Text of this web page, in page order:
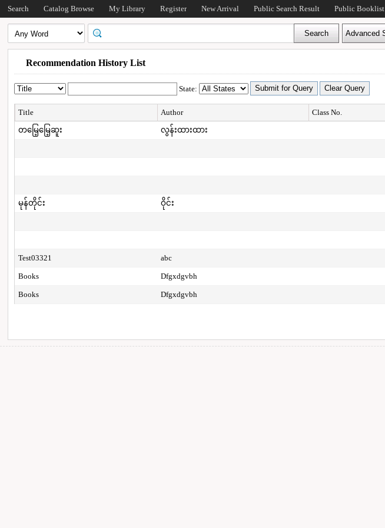
Search Catalog Browse My Library Register New Arrival Public Search Result Public Booklist
Recommendation History List
State:
Title Author Class No.
တမြေ့မြေ့ဆူး
လွန်းထားထား
မုန်တိုင်း ဝိုင်း
Test03321 abc
Books Dfgxdgvbh
Books Dfgxdgvbh